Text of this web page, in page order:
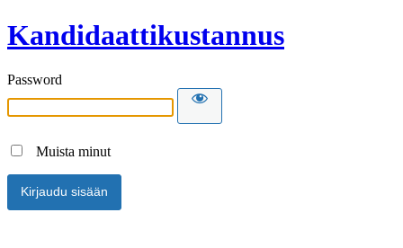
Kandidaattikustannus
Password
Muista minut